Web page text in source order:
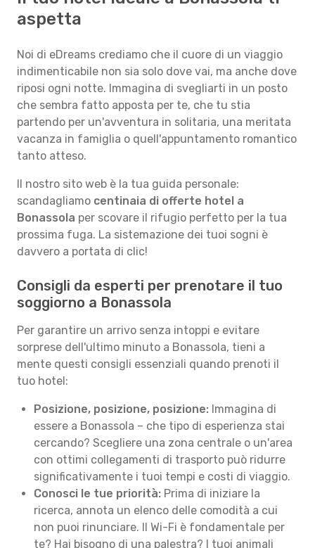
aspetta
Noi di eDreams crediamo che il cuore di un viaggio
indimenticabile non sia solo dove vai, ma anche dove
riposi ogni notte. Immagina di svegliarti in un posto
che sembra fatto apposta per te, che tu stia
partendo per un'avventura in solitaria, una meritata
vacanza in famiglia o quell'appuntamento romantico
tanto atteso.
Il nostro sito web è la tua guida personale:
scandagliamo centinaia di offerte hotel a
Bonassola per scovare il rifugio perfetto per la tua
prossima fuga. La sistemazione dei tuoi sogni è
davvero a portata di clic!
Consigli da esperti per prenotare il tuo
soggiorno a Bonassola
Per garantire un arrivo senza intoppi e evitare
sorprese dell'ultimo minuto a Bonassola, tieni a
mente questi consigli essenziali quando prenoti il
tuo hotel:
Posizione, posizione, posizione: Immagina di
essere a Bonassola – che tipo di esperienza stai
cercando? Scegliere una zona centrale o un'area
con ottimi collegamenti di trasporto può ridurre
significativamente i tuoi tempi e costi di viaggio.
Conosci le tue priorità: Prima di iniziare la
ricerca, annota un elenco delle comodità a cui
non puoi rinunciare. Il Wi-Fi è fondamentale per
te? Hai bisogno di una palestra? I tuoi animali